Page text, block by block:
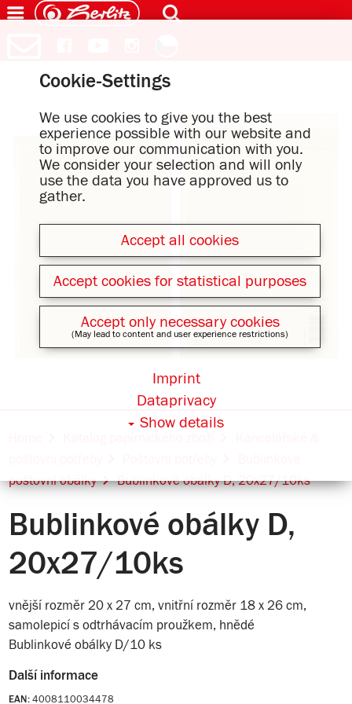
poštovní obálky
Bublinkové obálky D, 20x27/10ks
Bublinkové obálky D,
20x27/10ks
vnější rozměr 20 x 27 cm, vnitřní rozměr 18 x 26 cm,
samolepicí s odtrhávacím proužkem, hnědé
Bublinkové obálky D/10 ks
Další informace
EAN: 4008110034478
Cookie-Settings
We use cookies to give you the best
experience possible with our website and
to improve our communication with you.
We consider your selection and will only
use the data you have approved us to
gather.
Accept all cookies
Accept cookies for statistical purposes
Accept only necessary cookies
(May lead to content and user experience restrictions)
Show details
Dataprivacy
Imprint